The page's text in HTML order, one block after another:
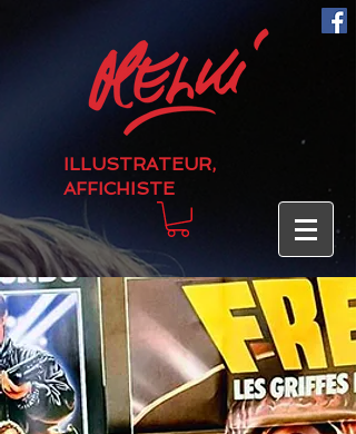
Entrez dans la Fan zone!
ILLUSTRATEUR,
AFFICHISTE